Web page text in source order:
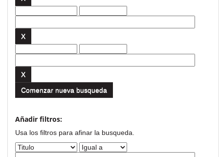
Comenzar nueva busqueda
Añadir filtros:
Usa los filtros para afinar la busqueda.